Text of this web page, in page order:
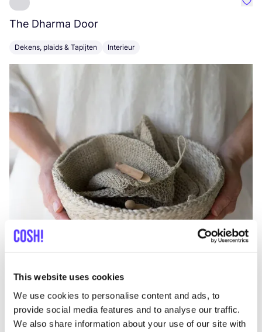
This website uses cookies
We use cookies to personalise content and ads, to
provide social media features and to analyse our traffic.
We also share information about your use of our site with
The Dharma Door
Dekens, plaids & Tapijten Interieur